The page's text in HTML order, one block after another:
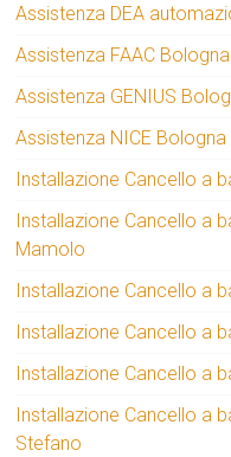
Assistenza DEA
Assistenza FAAC Bologna
Assistenza GENIUS
Assistenza NICE Bologna
Installazione Cancello a
Installazione Cancello a
Mamolo
Installazione Cancello a
Installazione Cancello a
Installazione Cancello a
Installazione Cancello a
Stefano